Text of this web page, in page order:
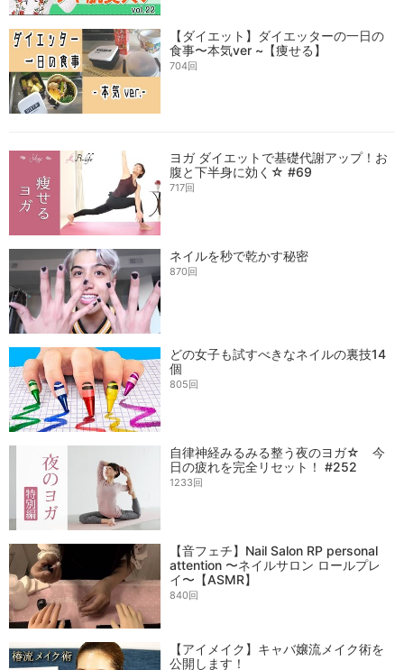
【ダイエット】ダイエッターの一日の
食事〜本気ver ~【痩せる】
704回
ヨガ ダイエットで基礎代謝アップ！お
腹と下半身に効く☆ #69
717回
ネイルを秒で乾かす秘密
870回
どの女子も試すべきなネイルの裏技14
個
805回
自律神経みるみる整う夜のヨガ☆ 今
日の疲れを完全リセット！ #252
1233回
【音フェチ】Nail Salon RP personal
attention 〜ネイルサロン ロールプレ
イ〜【ASMR】
840回
【アイメイク】キャバ嬢流メイク術を
公開します！